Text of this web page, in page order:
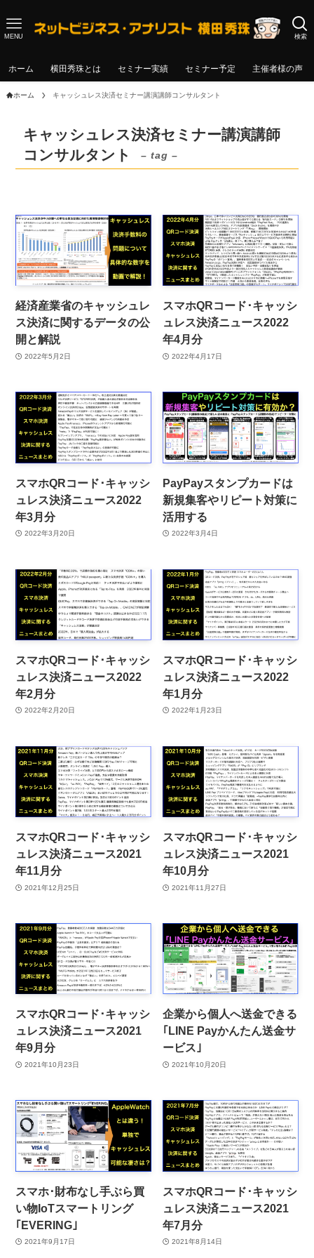
検索
MENU
ホーム 横田秀珠とは セミナー実績 セミナー予定 主催者様の声
ホーム キャッシュレス決済セミナー講演講師コンサルタント
キャッシュレス決済セミナー講演講師
コンサルタント
– tag –
経済産業省のキャッシュレ
ス決済に関するデータの公
開と解説
2022年5月2日
スマホQRコード･キャッシ
ュレス決済ニュース2022
年4月分
2022年4月17日
スマホQRコード･キャッシ
ュレス決済ニュース2022
年3月分
2022年3月20日
PayPayスタンプカードは
新規集客やリピート対策に
活用する
2022年3月4日
スマホQRコード･キャッシ
ュレス決済ニュース2022
年2月分
2022年2月20日
スマホQRコード･キャッシ
ュレス決済ニュース2022
年1月分
2022年1月23日
スマホQRコード･キャッシ
ュレス決済ニュース2021
年11月分
2021年12月25日
スマホQRコード･キャッシ
ュレス決済ニュース2021
年10月分
2021年11月27日
スマホQRコード･キャッシ
ュレス決済ニュース2021
年9月分
2021年10月23日
企業から個人へ送金できる
｢LINE Payかんたん送金サ
ービス｣
2021年10月20日
スマホ･財布なし手ぶら買
い物IoTスマートリング
｢EVERING｣
2021年9月17日
スマホQRコード･キャッシ
ュレス決済ニュース2021
年7月分
2021年8月14日